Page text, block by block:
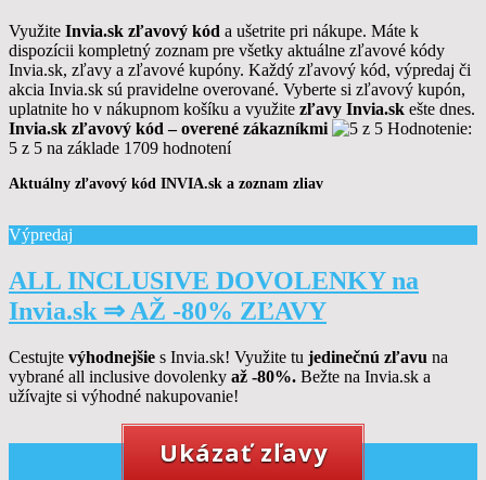
Využite Invia.sk zľavový kód a ušetrite pri nákupe. Máte k
dispozícii kompletný zoznam pre všetky aktuálne zľavové kódy
Invia.sk, zľavy a zľavové kupóny. Každý zľavový kód, výpredaj či
akcia Invia.sk sú pravidelne overované. Vyberte si zľavový kupón,
uplatnite ho v nákupnom košíku a využite zľavy Invia.sk ešte dnes.
Invia.sk zľavový kód – overené zákazníkmi
Hodnotenie:
5 z 5 na základe 1709 hodnotení
Aktuálny zľavový kód INVIA.sk a zoznam zliav
Výpredaj
ALL INCLUSIVE DOVOLENKY na
Invia.sk ⇒ AŽ -80% ZĽAVY
Cestujte výhodnejšie s Invia.sk! Využite tu jedinečnú zľavu na
vybrané all inclusive dovolenky až -80%. Bežte na Invia.sk a
užívajte si výhodné nakupovanie!
Ukázať zľavy